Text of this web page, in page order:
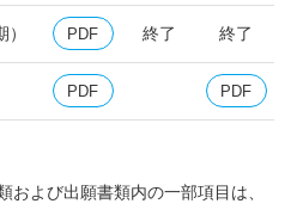
PDF 終了 終了
PDF PDF
および出願書類内の一部項目は、